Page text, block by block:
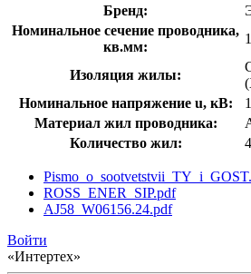
Бренд:
Номинальное сечение проводника,
кв.мм:
Изоляция жилы:
Номинальное напряжение u, кВ:
Материал жил проводника:
Количество жил:
4
ROSS_ENER_SIP.pdf
AJ58_W06156.24.pdf
Войти
«Интертех»